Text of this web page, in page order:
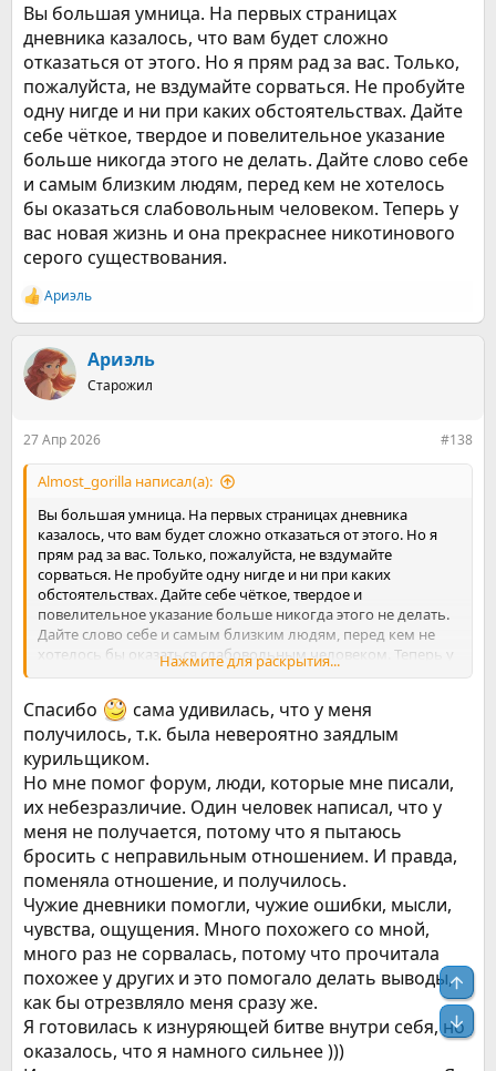
Вы большая умница. На первых страницах
дневника казалось, что вам будет сложно
отказаться от этого. Но я прям рад за вас. Только,
пожалуйста, не вздумайте сорваться. Не пробуйте
одну нигде и ни при каких обстоятельствах. Дайте
себе чёткое, твердое и повелительное указание
больше никогда этого не делать. Дайте слово себе
и самым близким людям, перед кем не хотелось
бы оказаться слабовольным человеком. Теперь у
вас новая жизнь и она прекраснее никотинового
серого существования.
Р
е
к
ц
и
Ариэль
Ариэль
Старожил
27 Апр 2026 #138
Almost_gorilla написал(а):
Вы большая умница. На первых страницах дневника
казалось, что вам будет сложно отказаться от этого. Но я
прям рад за вас. Только, пожалуйста, не вздумайте
сорваться. Не пробуйте одну нигде и ни при каких
обстоятельствах. Дайте себе чёткое, твердое и
повелительное указание больше никогда этого не делать.
Дайте слово себе и самым близким людям, перед кем не
хотелось бы оказаться слабовольным человеком. Теперь у
вас новая жизнь и она прекраснее никотинового серого
существования.
Нажмите для раскрытия...
Спасибо
сама удивилась, что у меня
получилось, т.к. была невероятно заядлым
курильщиком.
Но мне помог форум, люди, которые мне писали,
их небезразличие. Один человек написал, что у
меня не получается, потому что я пытаюсь
бросить с неправильным отношением. И правда,
поменяла отношение, и получилось.
Чужие дневники помогли, чужие ошибки, мысли,
чувства, ощущения. Много похожего со мной,
много раз не сорвалась, потому что прочитала
похожее у других и это помогало делать выводы,
как бы отрезвляло меня сразу же.
Я готовилась к изнуряющей битве внутри себя, но
оказалось, что я намного сильнее )))